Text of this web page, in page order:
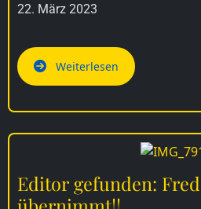
22. März 2023
Weiterlesen
Editor gefunden: